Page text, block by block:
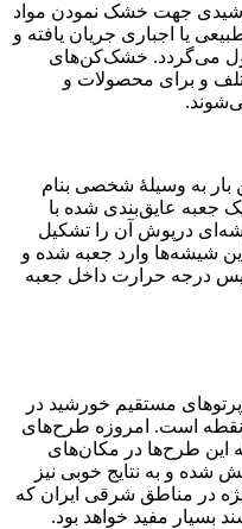
خشک نمودن مواد
جریان یافته و
خشک‌کن‌های
محصولات و
شخصی بنام
شده با
آن را تشکیل
وارد جعبه شده و
داخل جعبه
خورشید در
امروزه طرح‌های
در مکان‌های
نتایج خوبی نیز
شرقی ایران که
خواهد بود.